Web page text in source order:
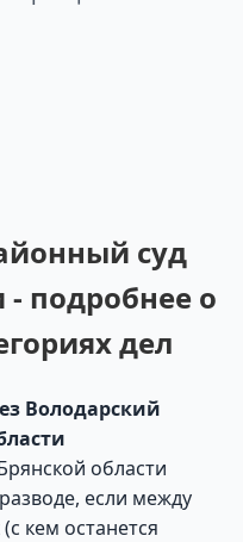
суд
- подробнее о
дел
Володарский
области
если между
кем останется